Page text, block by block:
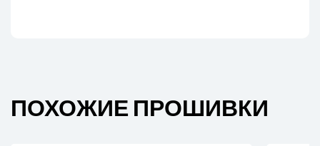
ПОХОЖИЕ ПРОШИВКИ